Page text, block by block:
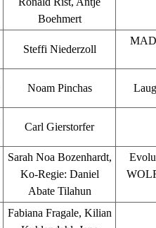
Boehmert
Steffi Niederzoll
Noam Pinchas
Carl Gierstorfer
Sarah Noa Bozenhardt,
Ko-Regie: Daniel
Abate Tilahun
Fabiana Fragale, Kilian